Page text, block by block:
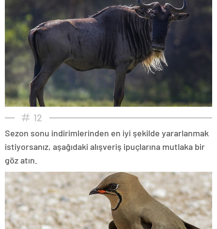
12
Sezon sonu indirimlerinden en iyi şekilde yararlanmak
istiyorsanız, aşağıdaki alışveriş ipuçlarına mutlaka bir
göz atın.